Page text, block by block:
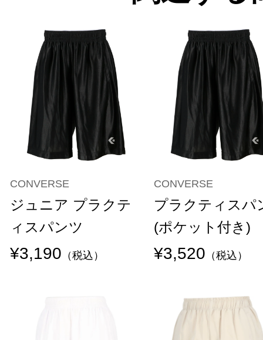
CONVERSE
ジュニア プラクテ
ィスパンツ
¥3,190 （税込）
CONVERSE
プラクティスパ
(ポケット付き)
¥3,520 （税込）